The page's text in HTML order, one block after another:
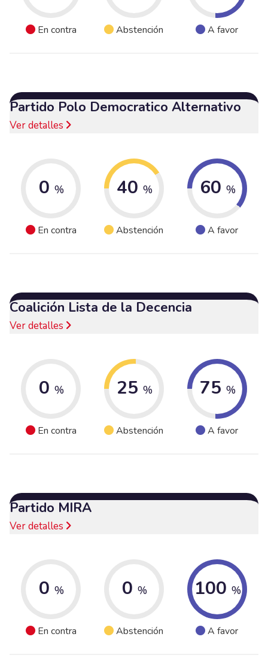
En contra Abstención A favor
Partido Polo Democratico Alternativo
Ver detalles
0 %
En contra
40 %
Abstención
60 %
A favor
Coalición Lista de la Decencia
Ver detalles
0 %
En contra
25 %
Abstención
75 %
A favor
Partido MIRA
Ver detalles
0 %
En contra
0 %
Abstención
100 %
A favor